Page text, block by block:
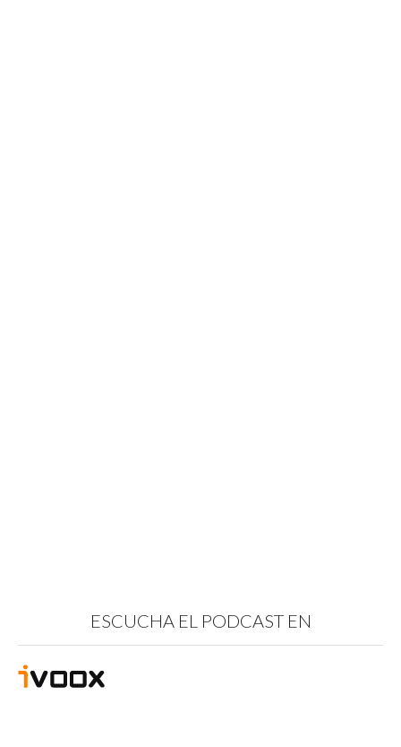
ESCUCHA EL PODCAST EN